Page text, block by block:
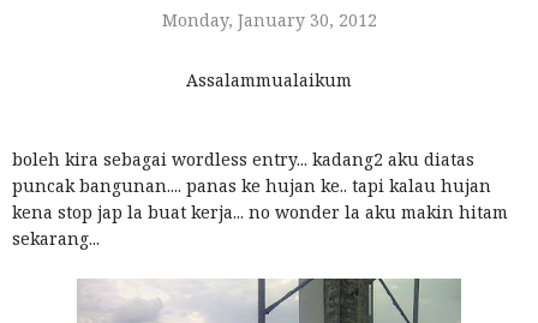
Monday, January 30, 2012
Assalammualaikum
boleh kira sebagai wordless entry... kadang2 aku diatas
puncak bangunan.... panas ke hujan ke.. tapi kalau hujan
kena stop jap la buat kerja... no wonder la aku makin hitam
sekarang...